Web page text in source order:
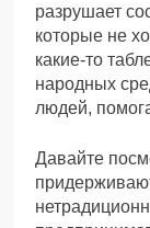
разрушает
которые не
какие-то
народных
людей,
Давайте